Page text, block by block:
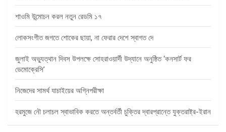
শাওমি উন্মোচন করল নতুন রেডমি ১৭
লোকসংগীত জগতে শোকের ছায়া, না ফেরার দেশে স্বাগত দে
জুলাই অভ্যুত্থান দিবস উপলক্ষে সোহরাওয়ার্দী উদ্যানে অনুষ্ঠিত ‘কনসার্ট ফর
ডেমোক্রেসি’
নিজেদের সামর্থ যাচাইয়ের অগ্নিপরীক্ষা
হরমুজে নৌ চলাচল স্বাভাবিক করতে অন্তর্বর্তী চুক্তির দ্বারপ্রান্তে যুক্তরাষ্ট্র-ইরান